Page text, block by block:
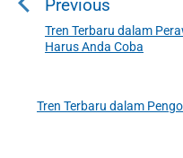
s
Previous
P
r
v
Tren Terbaru dalam
Harus Anda Coba
Tren Terbaru dalam